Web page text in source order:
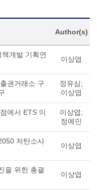
Author(s)
개발 기획연
이상엽
권거래소 구
정유심;
이상엽
에서 ETS 이
이상엽;
정예민
저탄소사
이상엽
을 위한 총괄
이상엽